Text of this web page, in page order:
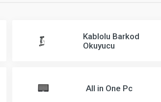
Kablolu Barkod
Okuyucu
All in One Pc